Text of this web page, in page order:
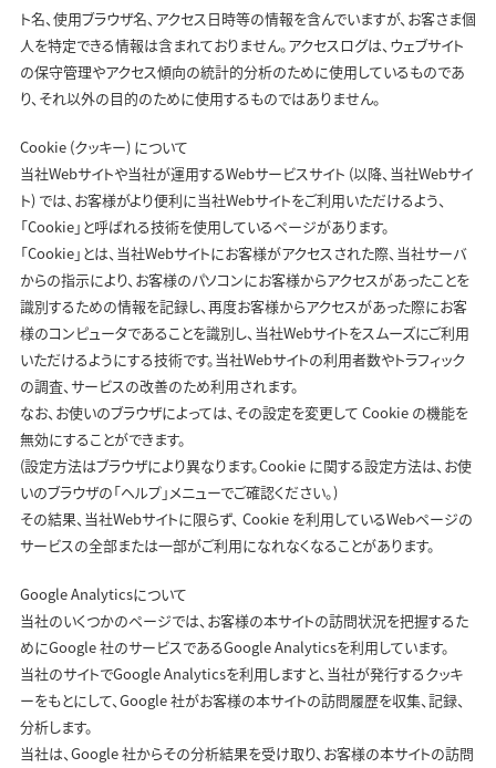
ト名、使用ブラウザ名、アクセス日時等の情報を含んでいますが、お客さま個
人を特定できる情報は含まれておりません。アクセスログは、ウェブサイト
の保守管理やアクセス傾向の統計的分析のために使用しているものであ
り、それ以外の目的のために使用するものではありません。
Cookie (クッキー) について
当社Webサイトや当社が運用するWebサービスサイト (以降、当社Webサイ
ト) では、お客様がより便利に当社Webサイトをご利用いただけるよう、
「Cookie」と呼ばれる技術を使用しているページがあります。
「Cookie」とは、当社Webサイトにお客様がアクセスされた際、当社サーバ
からの指示により、お客様のパソコンにお客様からアクセスがあったことを
識別するための情報を記録し、再度お客様からアクセスがあった際にお客
様のコンピュータであることを識別し、当社Webサイトをスムーズにご利用
いただけるようにする技術です。当社Webサイトの利用者数やトラフィック
の調査、サービスの改善のため利用されます。
なお、お使いのブラウザによっては、その設定を変更して Cookie の機能を
無効にすることができます。
(設定方法はブラウザにより異なります。Cookie に関する設定方法は、お使
いのブラウザの「ヘルプ」メニューでご確認ください。)
その結果、当社Webサイトに限らず、 Cookie を利用しているWebページの
サービスの全部または一部がご利用になれなくなることがあります。
Google Analyticsについて
当社のいくつかのページでは、お客様の本サイトの訪問状況を把握するた
めにGoogle 社のサービスであるGoogle Analyticsを利用しています。
当社のサイトでGoogle Analyticsを利用しますと、当社が発行するクッキ
ーをもとにして、Google 社がお客様の本サイトの訪問履歴を収集、記録、
分析します。
当社は、Google 社からその分析結果を受け取り、お客様の本サイトの訪問